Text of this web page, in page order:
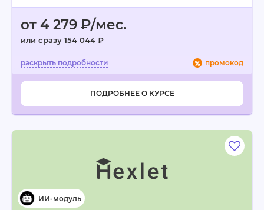
от 4 279 ₽/мес.
или сразу 154 044 ₽
промокод
ПОДРОБНЕЕ О КУРСЕ